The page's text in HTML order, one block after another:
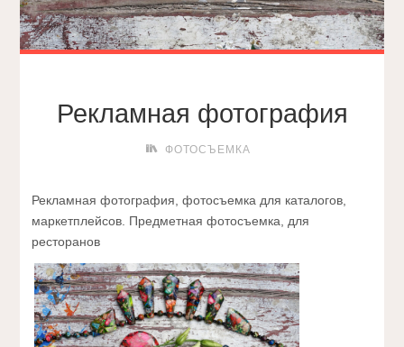
Рекламная фотография
ФОТОСЪЕМКА
Рекламная фотография, фотосъемка для каталогов,
маркетплейсов. Предметная фотосъемка, для
ресторанов